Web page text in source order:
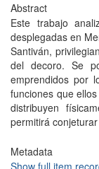
Abstract
Este trabajo
desplegadas en
Santiván,
del decoro. Se
emprendidos por
funciones que
distribuyen
permitirá
Metadata
Show full item